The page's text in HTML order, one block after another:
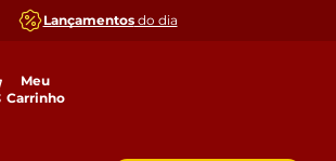
Lançamentosdo dia